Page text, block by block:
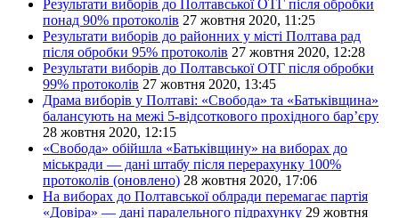
Результати виборів до Полтавської ОТГ після обробки
понад 90% протоколів 27 жовтня 2020, 11:25
Результати виборів до районних у місті Полтава рад
після обробки 95% протоколів 27 жовтня 2020, 12:28
Результати виборів до Полтавської ОТГ після обробки
99% протоколів 27 жовтня 2020, 13:45
Драма виборів у Полтаві: «Свобода» та «Батьківщина»
балансують на межі 5-відсоткового прохідного бар’єру
28 жовтня 2020, 12:15
«Свобода» обійшла «Батьківщину» на виборах до
міськради — дані штабу після перерахунку 100%
протоколів (оновлено) 28 жовтня 2020, 17:06
На виборах до Полтавської облради перемагає партія
«Довіра» — дані паралельного підрахунку 29 жовтня